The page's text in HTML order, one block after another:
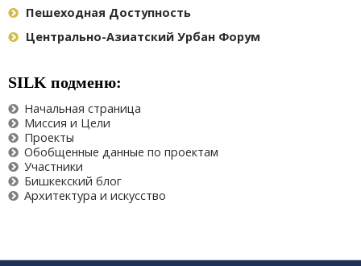
Пешеходная Доступность
Центрально-Азиатский Урбан Форум
SILK подменю:
Начальная страница
Миссия и Цели
Проекты
Обобщенные данные по проектам
Участники
Бишкекский блог
Архитектура и искусство